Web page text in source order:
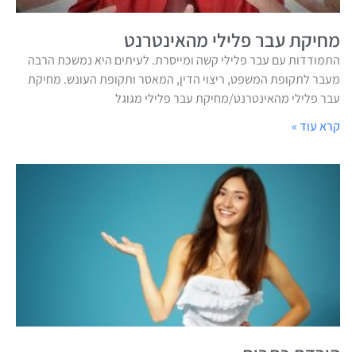
מחיקת עבר פלילי מהאינטרנט
התמודדות עם עבר פלילי קשה ומייסרת. לעיתים היא נמשכת הרבה
מעבר לתקופת המשפט, ריצוי הדין, המאסר ותקופת העונש. מחיקת
עבר פלילי מהאינטרנט/מחיקת עבר פלילי מגוגל
קרא עוד »